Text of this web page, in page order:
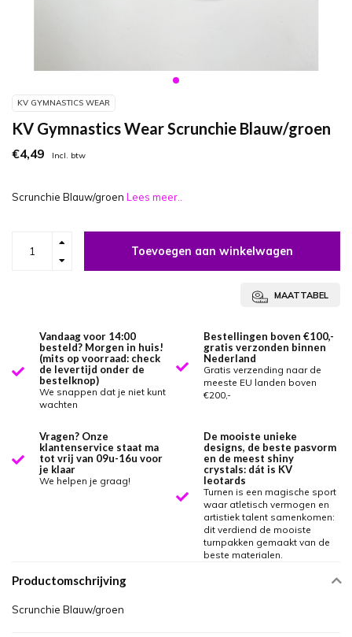
KV GYMNASTICS WEAR
KV Gymnastics Wear Scrunchie Blauw/groen
€4,49 Incl. btw
Scrunchie Blauw/groen Lees meer..
Toevoegen aan winkelwagen
MAATTABEL
Vandaag voor 14:00
besteld? Morgen in huis!
(mits op voorraad: check
de levertijd onder de
bestelknop)
We snappen dat je niet kunt
wachten
Bestellingen boven €100,-
gratis verzonden binnen
Nederland
Gratis verzending naar de
meeste EU landen boven
€200,-
Vragen? Onze
klantenservice staat ma
tot vrij van 09u-16u voor
je klaar
We helpen je graag!
De mooiste unieke
designs, de beste pasvorm
en de meest shiny
crystals: dát is KV
leotards
Turnen is een magische sport
waar atletisch vermogen en
artistiek talent samenkomen:
dit verdiend de mooiste
turnpakken gemaakt van de
beste materialen.
Productomschrijving
Scrunchie Blauw/groen